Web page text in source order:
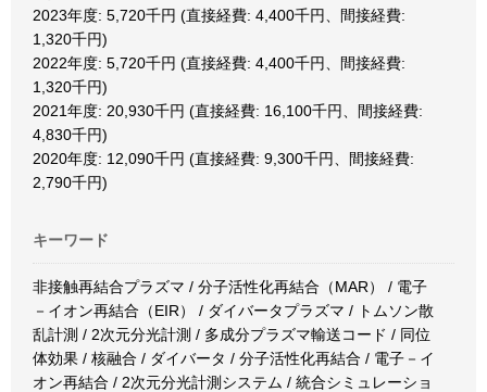
2023年度: 5,720千円 (直接経費: 4,400千円、間接経費:
1,320千円)
2022年度: 5,720千円 (直接経費: 4,400千円、間接経費:
1,320千円)
2021年度: 20,930千円 (直接経費: 16,100千円、間接経費:
4,830千円)
2020年度: 12,090千円 (直接経費: 9,300千円、間接経費:
2,790千円)
キーワード
非接触再結合プラズマ / 分子活性化再結合（MAR） / 電子
－イオン再結合（EIR） / ダイバータプラズマ / トムソン散
乱計測 / 2次元分光計測 / 多成分プラズマ輸送コード / 同位
体効果 / 核融合 / ダイバータ / 分子活性化再結合 / 電子－イ
オン再結合 / 2次元分光計測システム / 統合シミュレーショ